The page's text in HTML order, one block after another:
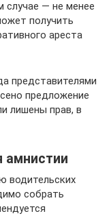
— не менее
получить
ареста
представителями
предложение
лишены прав, в
амнистии
водительских
собрать